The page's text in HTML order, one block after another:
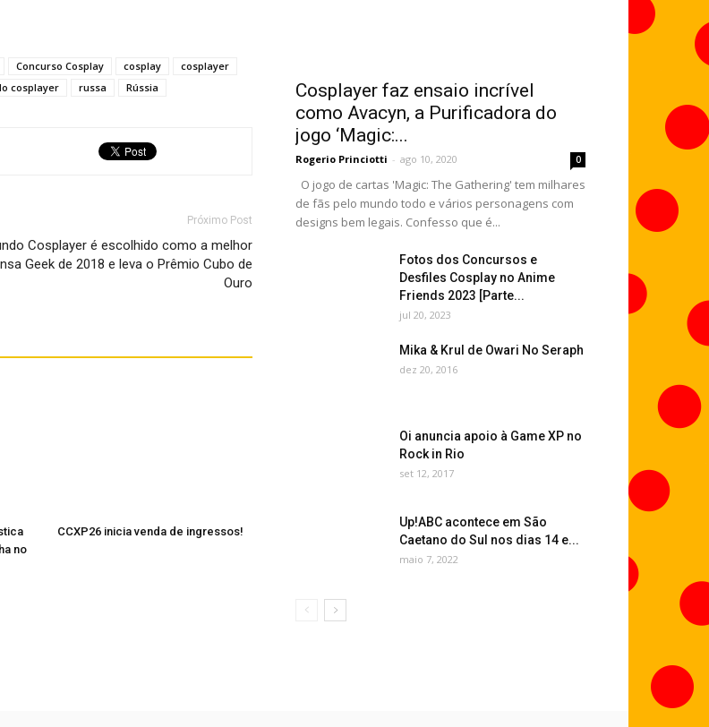
Concurso Cosplay cosplay
cosplayer
cosplayer russa Rússia
Próximo Post
Cosplayer é escolhido como a melhor
Geek de 2018 e leva o Prêmio Cubo de
Ouro
no
CCXP26 inicia venda de ingressos!
Cosplayer faz ensaio incrível
como Avacyn, a Purificadora do
jogo ‘Magic:...
Rogerio Princiotti - ago 10, 2020 0
O jogo de cartas 'Magic: The Gathering' tem milhares
de fãs pelo mundo todo e vários personagens com
designs bem legais. Confesso que é...
Fotos dos Concursos e
Desfiles Cosplay no Anime
Friends 2023 [Parte...
jul 20, 2023
Mika & Krul de Owari No Seraph
dez 20, 2016
Oi anuncia apoio à Game XP no
Rock in Rio
set 12, 2017
Up!ABC acontece em São
Caetano do Sul nos dias 14 e...
maio 7, 2022